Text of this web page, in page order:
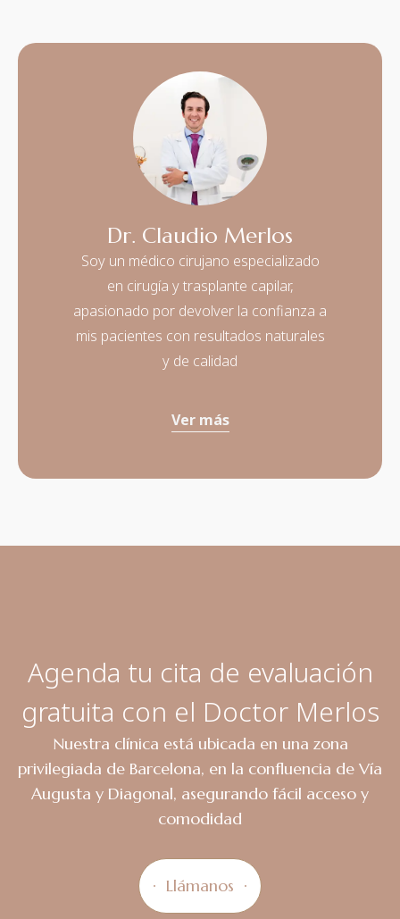
apariencia facial
Dr. Claudio Merlos
Soy un médico cirujano especializado
en cirugía y trasplante capilar,
apasionado por devolver la confianza a
mis pacientes con resultados naturales
y de calidad
Ver más
Agenda tu cita de evaluación
gratuita con el Doctor Merlos
Nuestra clínica está ubicada en una zona
privilegiada de Barcelona, en la confluencia de Vía
Augusta y Diagonal, asegurando fácil acceso y
comodidad
Llámanos